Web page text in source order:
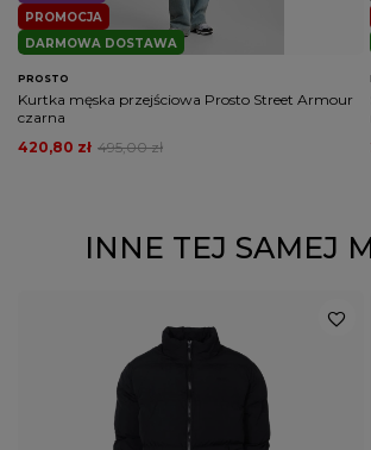
PROMOCJA
DARMOWA DOSTAWA
PROSTO
Kurtka męska przejściowa Prosto Street Armour
czarna
495,00 zł
420,80 zł
INNE TEJ SAMEJ